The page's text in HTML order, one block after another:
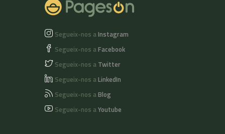
Segueix-nos aInstagram
Segueix-nos aFacebook
Segueix-nos a Twitter
Segueix-nos aLinkedIn
Segueix-nos aBlog
Segueix-nos aYoutube